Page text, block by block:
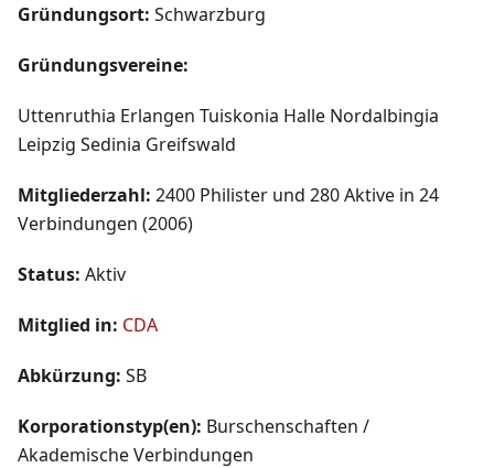
Gründungsort: Schwarzburg
Gründungsvereine:
Uttenruthia Erlangen Tuiskonia Halle Nordalbingia
Leipzig Sedinia Greifswald
Mitgliederzahl: 2400 Philister und 280 Aktive in 24
Verbindungen (2006)
Status: Aktiv
Mitglied in: CDA
Abkürzung: SB
Korporationstyp(en): Burschenschaften /
Akademische Verbindungen